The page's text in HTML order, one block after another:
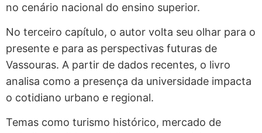
no cenário nacional do ensino superior.
No terceiro capítulo, o autor volta seu olhar para o
presente e para as perspectivas futuras de
Vassouras. A partir de dados recentes, o livro
analisa como a presença da universidade impacta
o cotidiano urbano e regional.
Temas como turismo histórico, mercado de